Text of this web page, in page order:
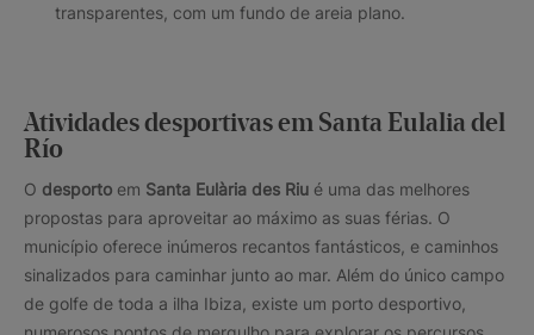
transparentes, com um fundo de areia plano.
Atividades desportivas em Santa Eulalia del
Río
O desporto em Santa Eulària des Riu é uma das melhores
propostas para aproveitar ao máximo as suas férias. O
município oferece inúmeros recantos fantásticos, e caminhos
sinalizados para caminhar junto ao mar. Além do único campo
de golfe de toda a ilha Ibiza, existe um porto desportivo,